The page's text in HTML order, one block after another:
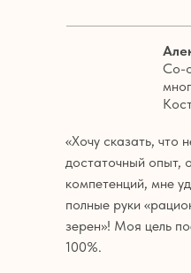
«Хочу сказать, что
достаточный опыт,
компетенций, мне
полные руки
зерен»! Моя цель
100%.
Со-